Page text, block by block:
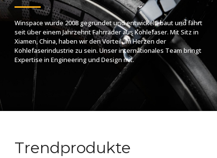
Winspace wurde 2008 gegründet und entwickelt, baut und fährt
seit über einem Jahrzehnt Fahrräder aus Kohlefaser. Mit Sitz in
Xiamen, China, haben wir den Vorteil, im Herzen der
Kohlefaserindustrie zu sein. Unser internationales Team bringt
Expertise in Engineering und Design mit.
Trendprodukte